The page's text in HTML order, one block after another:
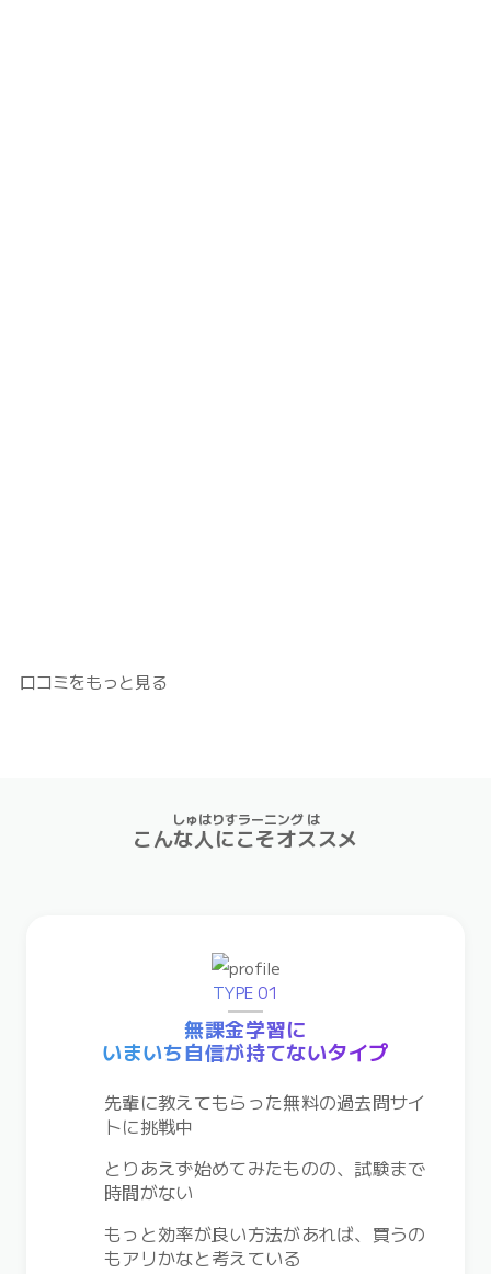
口コミをもっと見る
しゅはりすラーニング は
こんな人にこそオススメ
TYPE 01
無課金学習に
いまいち自信が持てないタイプ
先輩に教えてもらった無料の過去問サイ
トに挑戦中
とりあえず始めてみたものの、試験まで
時間がない
もっと効率が良い方法があれば、買うの
もアリかなと考えている